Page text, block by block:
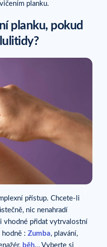
planku.
planku, pokud
přístup. Chcete-li
nic nenahradí
vhodné přidat vytrvalostní
: Zumba, plavání,
běh… Vyberte si